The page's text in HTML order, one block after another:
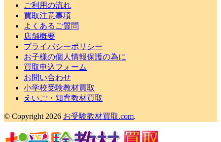
ご利用の流れ
買取注意事項
よくあるご質問
店舗概要
プライバシーポリシー
お子様の個人情報保護の為に
買取申込フォーム
お問い合わせ
小学校受験教材買取
えいご・知育教材買取
© Copyright 2026 お受験教材買取.com.